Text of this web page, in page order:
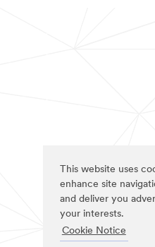
This website uses
enhance site
and deliver you
your interests.
Cookie Notice